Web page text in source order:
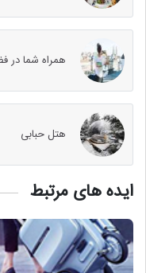
همراه شما در
هتل حبابی
ایده های مرتبط